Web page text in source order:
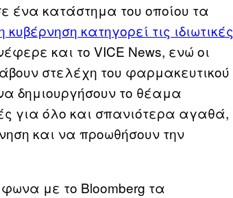
ένα κατάστημα του οποίου τα
κυβέρνηση κατηγορεί τις ιδιωτικές
και το VICE News, ενώ οι
στελέχη του φαρμακευτικού
δημιουργήσουν το θέαμα
για όλο και σπανιότερα αγαθά,
και να προωθήσουν την
με το Bloomberg τα